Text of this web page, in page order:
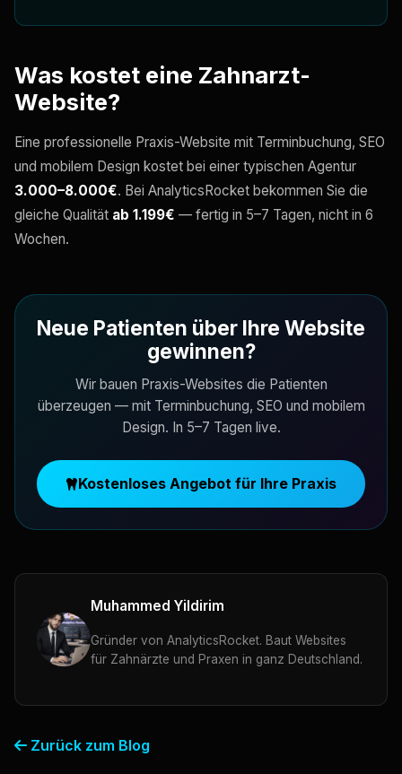
Was kostet eine Zahnarzt-
Website?
Eine professionelle Praxis-Website mit Terminbuchung, SEO
und mobilem Design kostet bei einer typischen Agentur
3.000–8.000€. Bei AnalyticsRocket bekommen Sie die
gleiche Qualität ab 1.199€ — fertig in 5–7 Tagen, nicht in 6
Wochen.
Neue Patienten über Ihre Website
gewinnen?
Wir bauen Praxis-Websites die Patienten
überzeugen — mit Terminbuchung, SEO und mobilem
Design. In 5–7 Tagen live.
Kostenloses Angebot für Ihre Praxis
Muhammed Yildirim
Gründer von AnalyticsRocket. Baut Websites
für Zahnärzte und Praxen in ganz Deutschland.
Zurück zum Blog